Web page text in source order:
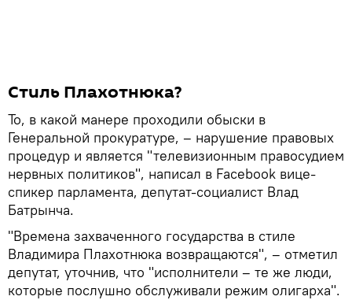
Стиль Плахотнюка?
То, в какой манере проходили обыски в
Генеральной прокуратуре, – нарушение правовых
процедур и является "телевизионным правосудием
нервных политиков", написал в Facebook вице-
спикер парламента, депутат-социалист Влад
Батрынча.
"Времена захваченного государства в стиле
Владимира Плахотнюка возвращаются", – отметил
депутат, уточнив, что "исполнители – те же люди,
которые послушно обслуживали режим олигарха".